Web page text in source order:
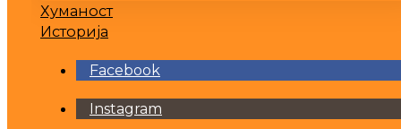
Хуманост
Историја
Facebook
Instagram